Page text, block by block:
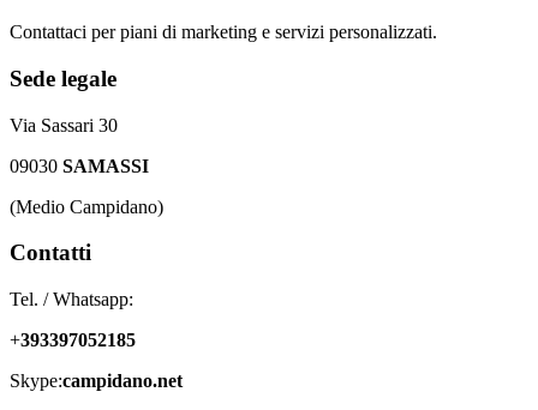
Contattaci per piani di marketing e servizi personalizzati.
Sede legale
Via Sassari 30
09030 SAMASSI
(Medio Campidano)
Contatti
Tel. / Whatsapp:
+393397052185
Skype:campidano.net